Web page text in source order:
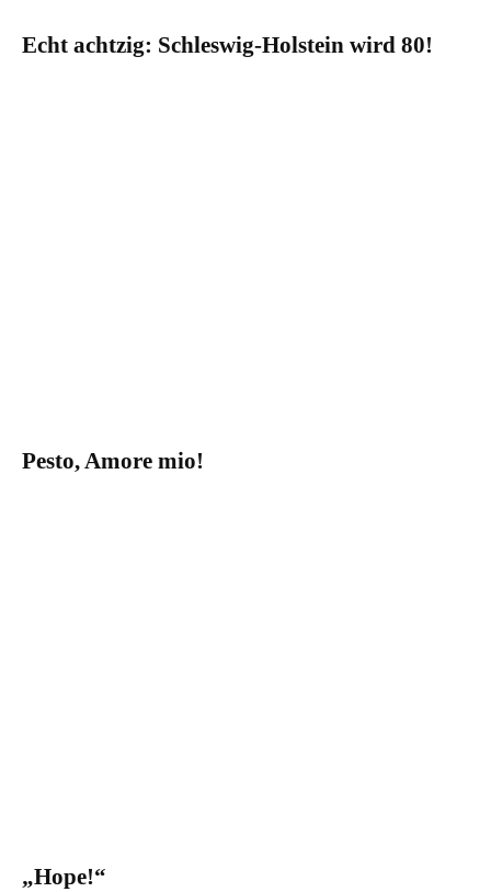
Echt achtzig: Schleswig-Holstein wird 80!
Pesto, Amore mio!
„Hope!“